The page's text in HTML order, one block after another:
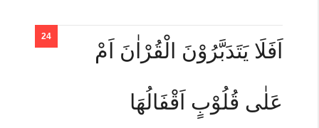
اَفَلَا يَتَدَبَّرُوْنَ الْقُرْاٰنَ اَمْ
عَلٰى قُلُوْبٍ اَقْفَالُهَا